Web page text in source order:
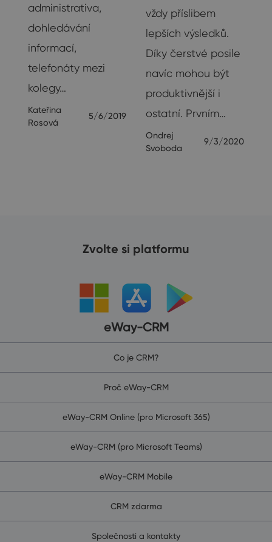
administrativa,
dohledávání
informací,
telefonáty mezi
kolegy…
Kateřina
Rosová
5/6/2019
vždy příslibem
lepších výsledků.
Díky čerstvé posile
navíc mohou být
produktivnější i
ostatní. Prvním…
Ondrej
Svoboda
9/3/2020
Zvolte si platformu
eWay-CRM
Co je CRM?
Proč eWay-CRM
eWay-CRM Online (pro Microsoft 365)
eWay-CRM (pro Microsoft Teams)
eWay-CRM Mobile
CRM zdarma
Společnosti a kontakty